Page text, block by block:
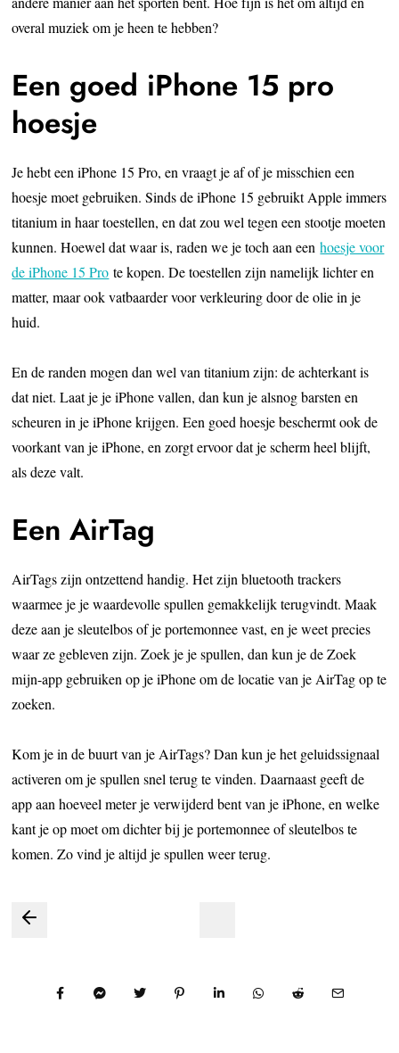
overal muziek om je heen te hebben?
Een goed iPhone 15 pro
hoesje
Je hebt een iPhone 15 Pro, en vraagt je af of je misschien een
hoesje moet gebruiken. Sinds de iPhone 15 gebruikt Apple immers
titanium in haar toestellen, en dat zou wel tegen een stootje moeten
kunnen. Hoewel dat waar is, raden we je toch aan eenhoesje voor
de iPhone 15 Pro te kopen. De toestellen zijn namelijk lichter en
matter, maar ook vatbaarder voor verkleuring door de olie in je
huid.
En de randen mogen dan wel van titanium zijn: de achterkant is
dat niet. Laat je je iPhone vallen, dan kun je alsnog barsten en
scheuren in je iPhone krijgen. Een goed hoesje beschermt ook de
voorkant van je iPhone, en zorgt ervoor dat je scherm heel blijft,
als deze valt.
Een AirTag
AirTags zijn ontzettend handig. Het zijn bluetooth trackers
waarmee je je waardevolle spullen gemakkelijk terugvindt. Maak
deze aan je sleutelbos of je portemonnee vast, en je weet precies
waar ze gebleven zijn. Zoek je je spullen, dan kun je de Zoek
mijn-app gebruiken op je iPhone om de locatie van je AirTag op te
zoeken.
Kom je in de buurt van je AirTags? Dan kun je het geluidssignaal
activeren om je spullen snel terug te vinden. Daarnaast geeft de
app aan hoeveel meter je verwijderd bent van je iPhone, en welke
kant je op moet om dichter bij je portemonnee of sleutelbos te
komen. Zo vind je altijd je spullen weer terug.
Bericht